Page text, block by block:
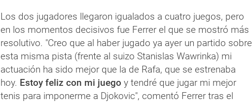
Los dos jugadores llegaron igualados a cuatro juegos, pero
en los momentos decisivos fue Ferrer el que se mostró más
resolutivo. "Creo que al haber jugado ya ayer un partido sobre
esta misma pista (frente al suizo Stanislas Wawrinka) mi
actuación ha sido mejor que la de Rafa, que se estrenaba
hoy. Estoy feliz con mi juego y tendré que jugar mi mejor
tenis para imponerme a Djokovic", comentó Ferrer tras el